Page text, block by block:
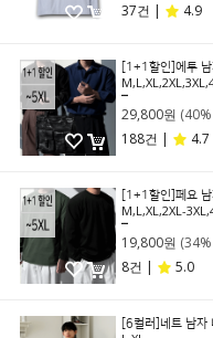
37건 |
4.9
[1+1할인]에투
29,800원
188건 |
4.7
[1+1할인]페요
M,L,XL,2XL-
19,800원
8건 |
5.0
[6컬러]네트 남자